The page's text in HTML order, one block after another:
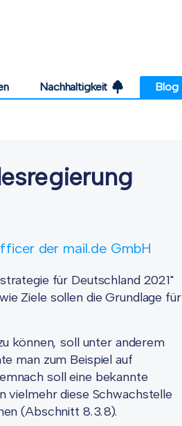
Nachhaltigkeit Blog
der mail.de GmbH
für Deutschland 2021"
Ziele sollen die Grundlage für
können, soll unter anderem
man zum Beispiel auf
soll eine bekannte
vielmehr diese Schwachstelle
(Abschnitt 8.3.8).